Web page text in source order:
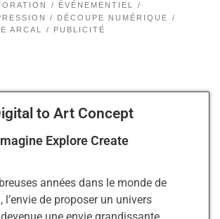
ÉVÉNEMENTIEL
/ DÉCOUPE NUMÉRIQUE
ARCAL PUBLICITÉ
to Art Concept
Explore Create
années dans le monde de
l’envie de proposer un univers